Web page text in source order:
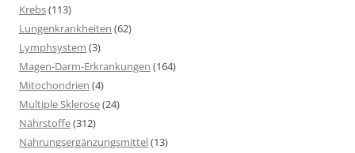
Krebs(113)
Lungenkrankheiten (62)
Lymphsystem (3)
Magen-Darm-Erkrankungen (164)
Mitochondrien (4)
Multiple Sklerose(24)
Nährstoffe(312)
Nahrungsergänzungsmittel(13)